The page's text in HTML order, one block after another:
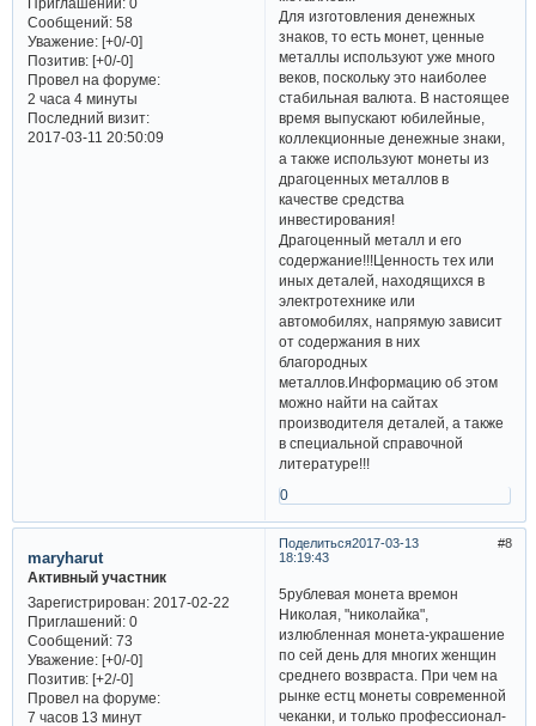
Сообщений:58
Уважение: [+0/-0]
Позитив: [+0/-0]
Провел на форуме:
2 часа 4 минуты
Последний визит:
2017-03-11 20:50:09
Для изготовления денежных
знаков, то есть монет, ценные
металлы используют уже много
веков, поскольку это наиболее
стабильная валюта. В настоящее
время выпускают юбилейные,
коллекционные денежные знаки,
а также используют монеты из
драгоценных металлов в
качестве средства
инвестирования!
Драгоценный металл и его
содержание!!!Ценность тех или
иных деталей, находящихся в
электротехнике или
автомобилях, напрямую зависит
от содержания в них
благородных
металлов.Информацию об этом
можно найти на сайтах
производителя деталей, а также
в специальной справочной
литературе!!!
0
Поделиться 8
2017-03-13
18:19:43
maryharut
Активный участник
Зарегистрирован: 2017-02-22
Приглашений:0
Сообщений:73
Уважение: [+0/-0]
Позитив: [+2/-0]
Провел на форуме:
7 часов 13 минут
5рублевая монета времон
Николая, "николайка",
излюбленная монета-украшение
по сей день для многих женщин
среднего возвраста. При чем на
рынке естц монеты современной
чеканки, и только профессионал-